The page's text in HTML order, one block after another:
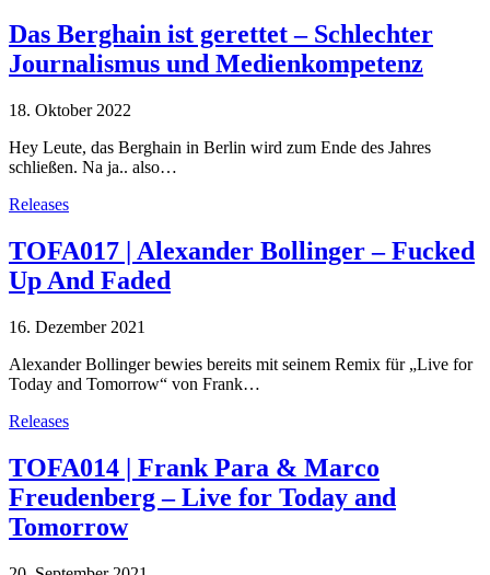
Das Berghain ist gerettet – Schlechter
Journalismus und Medienkompetenz
18. Oktober 2022
Hey Leute, das Berghain in Berlin wird zum Ende des Jahres
schließen. Na ja.. also…
Releases
TOFA017 | Alexander Bollinger – Fucked
Up And Faded
16. Dezember 2021
Alexander Bollinger bewies bereits mit seinem Remix für „Live for
Today and Tomorrow“ von Frank…
Releases
TOFA014 | Frank Para & Marco
Freudenberg – Live for Today and
Tomorrow